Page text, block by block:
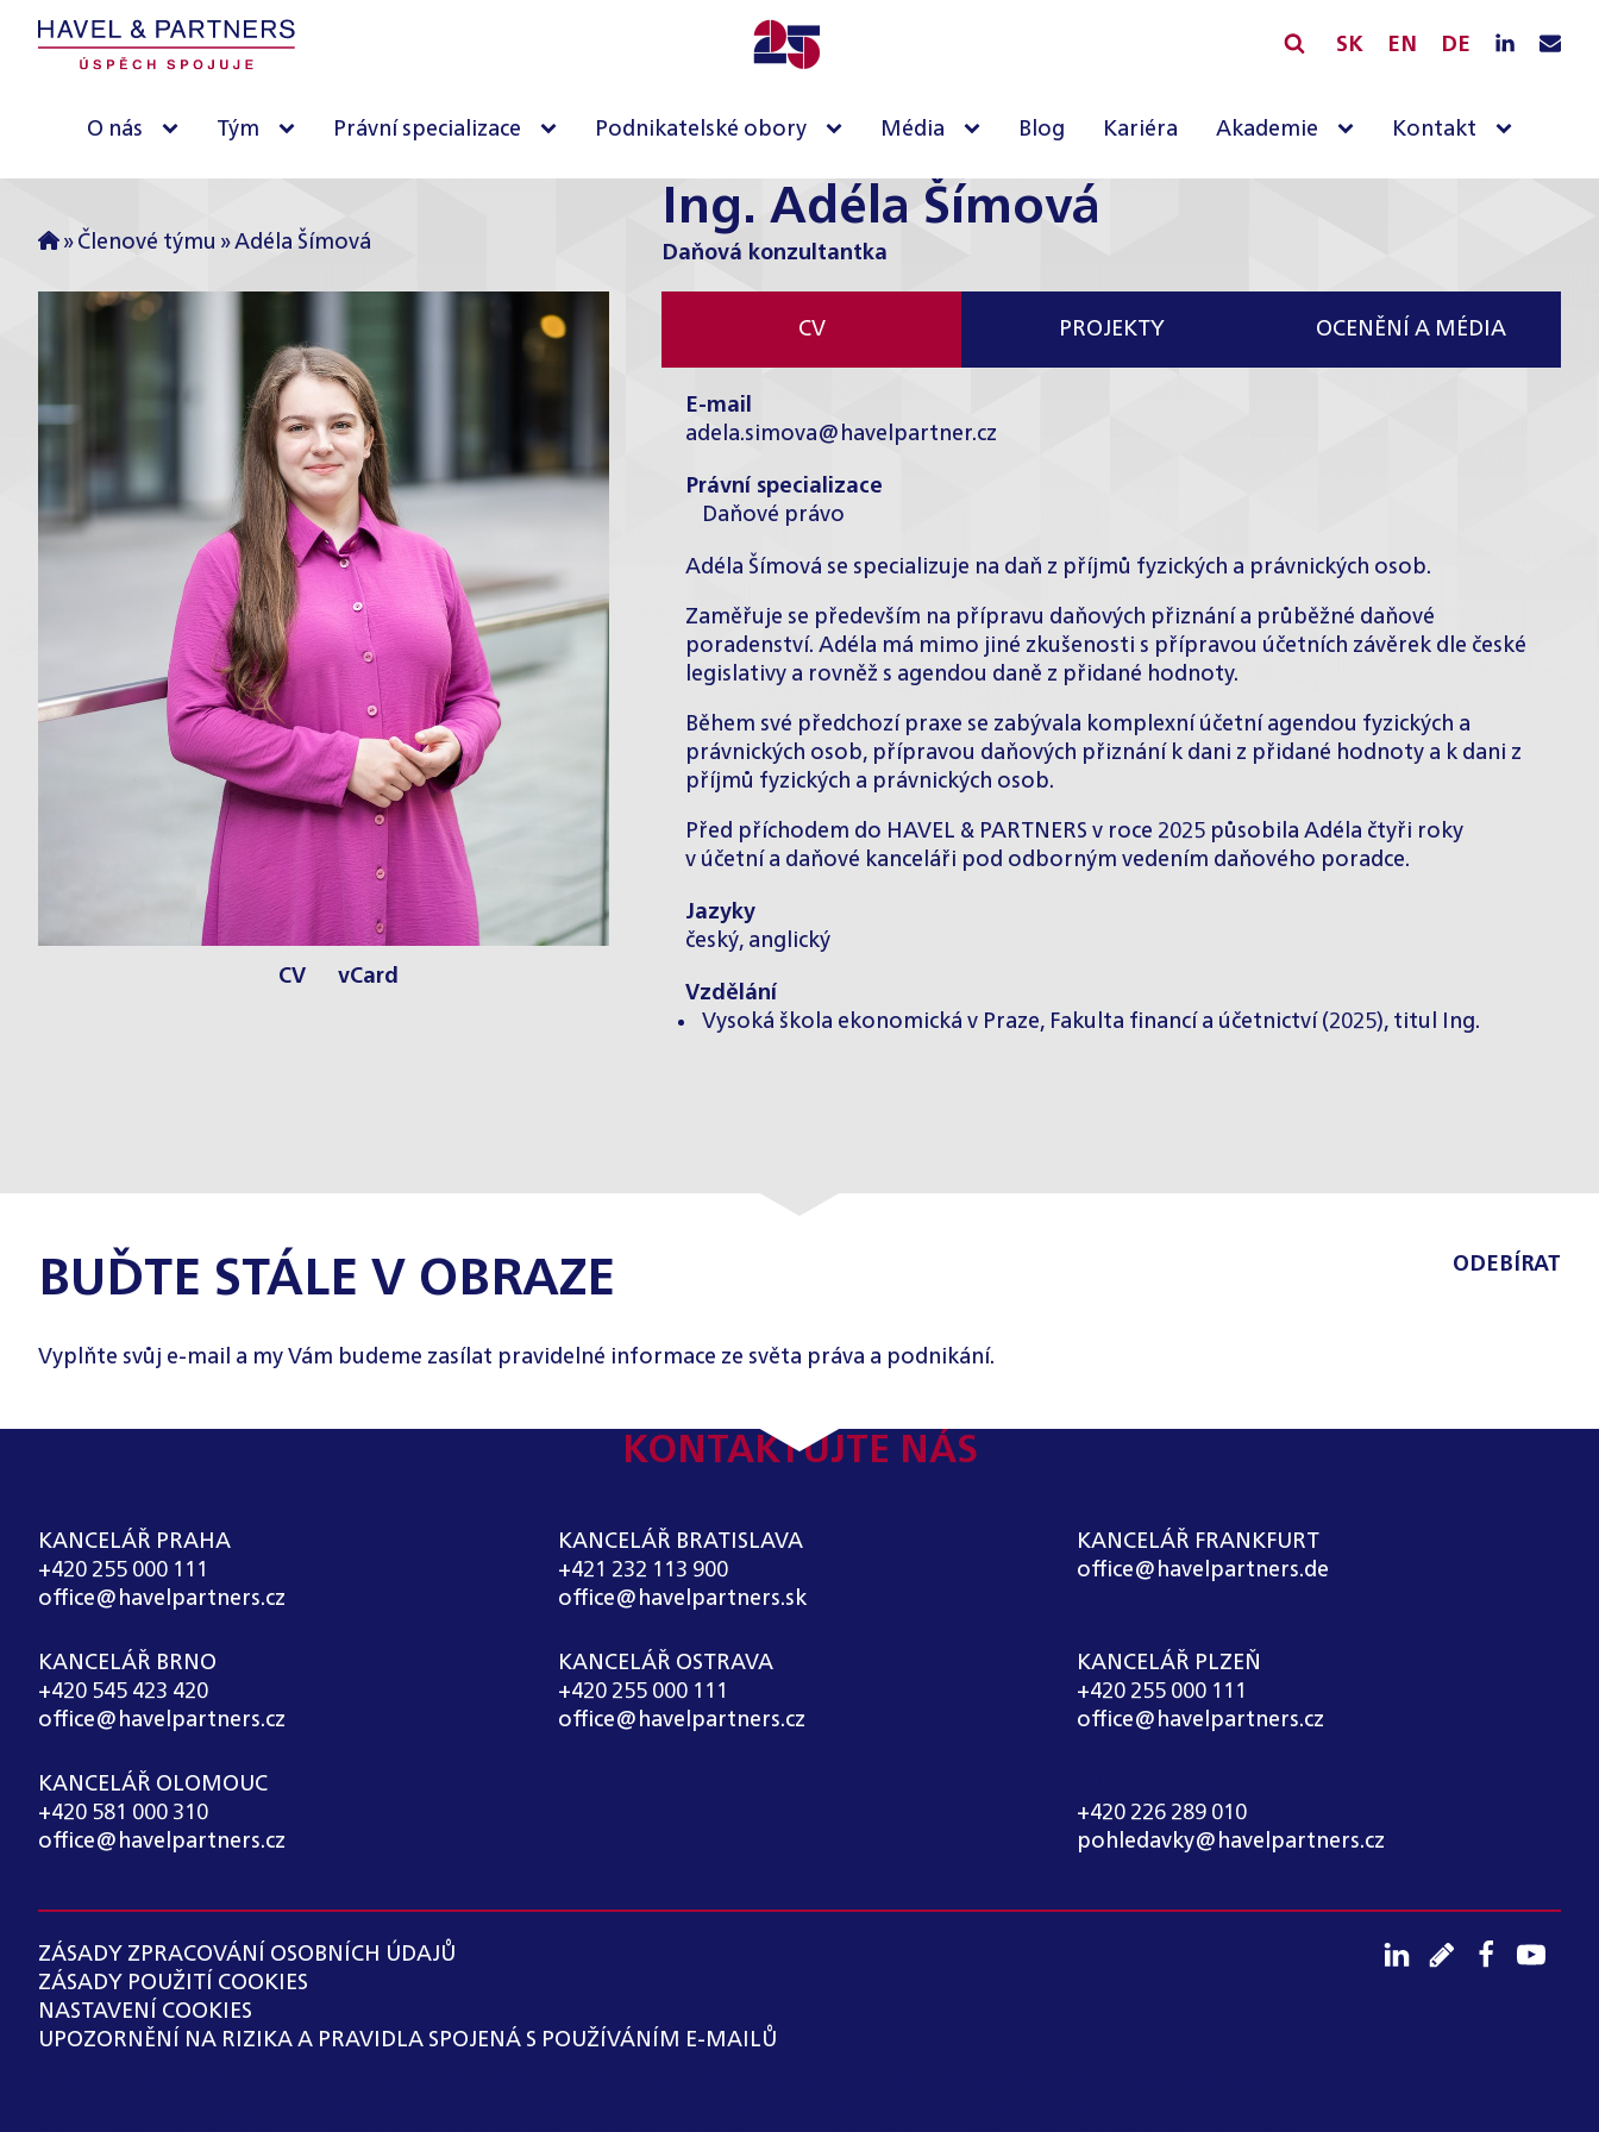
SK EN DE
O nás Tým Právní specializace Podnikatelské obory Média Blog Kariéra Akademie Kontakt
» Členové týmu » Adéla Šímová
Ing. Adéla Šímová
Daňová konzultantka
CV vCard
CV PROJEKTY OCENĚNÍ A MÉDIA
E-mail
adela.simova@havelpartner.cz
Právní specializace
Daňové právo
Adéla Šímová se specializuje na daň z příjmů fyzických a právnických osob.
Zaměřuje se především na přípravu daňových přiznání a průběžné daňové
poradenství. Adéla má mimo jiné zkušenosti s přípravou účetních závěrek dle české
legislativy a rovněž s agendou daně z přidané hodnoty.
Během své předchozí praxe se zabývala komplexní účetní agendou fyzických a
právnických osob, přípravou daňových přiznání k dani z přidané hodnoty a k dani z
příjmů fyzických a právnických osob.
Před příchodem do HAVEL & PARTNERS v roce 2025 působila Adéla čtyři roky
v účetní a daňové kanceláři pod odborným vedením daňového poradce.
Jazyky
český, anglický
Vzdělání
Vysoká škola ekonomická v Praze, Fakulta financí a účetnictví (2025), titul Ing.
BUĎTE STÁLE V OBRAZE ODEBÍRAT
Vyplňte svůj e-mail a my Vám budeme zasílat pravidelné informace ze světa práva a podnikání.
KONTAKTUJTE NÁS
KANCELÁŘ PRAHA
+420 255 000 111
office@havelpartners.cz
KANCELÁŘ BRATISLAVA
+421 232 113 900
office@havelpartners.sk
KANCELÁŘ FRANKFURT
office@havelpartners.de
KANCELÁŘ BRNO
+420 545 423 420
office@havelpartners.cz
KANCELÁŘ OSTRAVA
+420 255 000 111
office@havelpartners.cz
KANCELÁŘ PLZEŇ
+420 255 000 111
office@havelpartners.cz
KANCELÁŘ OLOMOUC
+420 581 000 310
office@havelpartners.cz
+420 226 289 010
pohledavky@havelpartners.cz
ZÁSADY ZPRACOVÁNÍ OSOBNÍCH ÚDAJŮ
ZÁSADY POUŽITÍ COOKIES
NASTAVENÍ COOKIES
UPOZORNĚNÍ NA RIZIKA A PRAVIDLA SPOJENÁ S POUŽÍVÁNÍM E-MAILŮ